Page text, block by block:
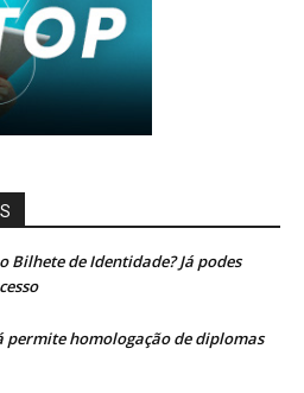
Bilhete de Identidade? Já podes
permite homologação de diplomas